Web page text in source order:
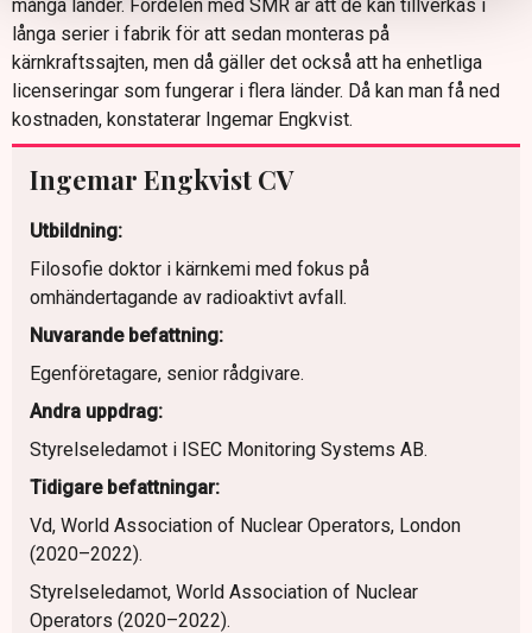
många länder. Fördelen med SMR är att de kan tillverkas i
långa serier i fabrik för att sedan monteras på
kärnkraftssajten, men då gäller det också att ha enhetliga
licenseringar som fungerar i flera länder. Då kan man få ned
kostnaden, konstaterar Ingemar Engkvist.
Ingemar Engkvist CV
Utbildning:
Filosofie doktor i kärnkemi med fokus på
omhändertagande av radioaktivt avfall.
Nuvarande befattning:
Egenföretagare, senior rådgivare.
Andra uppdrag:
Styrelseledamot i ISEC Monitoring Systems AB.
Tidigare befattningar:
Vd, World Association of Nuclear Operators, London
(2020–2022).
Styrelseledamot, World Association of Nuclear
Operators (2020–2022).